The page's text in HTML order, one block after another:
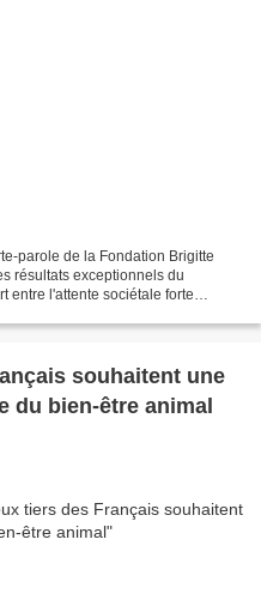
parole de la Fondation Brigitte
résultats exceptionnels du
entre l'attente sociétale forte
souhaitent une
du bien-être animal